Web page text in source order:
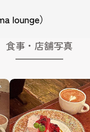
lounge）
食事・店舗写真